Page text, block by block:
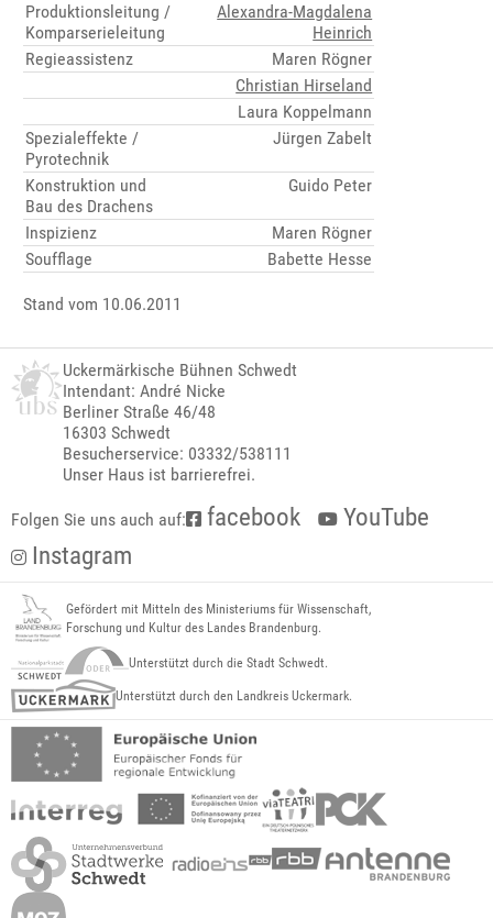
Produktionsleitung /
Komparserieleitung
Alexandra-Magdalena
Heinrich
Regieassistenz
Maren Rögner
Christian Hirseland
Laura Koppelmann
Spezialeffekte /
Pyrotechnik
Jürgen Zabelt
Konstruktion und
Bau des Drachens
Guido Peter
Inspizienz
Maren Rögner
Soufflage
Babette Hesse
Stand vom 10.06.2011
Uckermärkische Bühnen Schwedt
Intendant: André Nicke
Berliner Straße 46/48
16303 Schwedt
Besucherservice: 03332/538111
Unser Haus ist barrierefrei.
Folgen Sie uns auch auf: facebook
YouTube
Instagram
Gefördert mit Mitteln des Ministeriums für Wissenschaft,
Forschung und Kultur des Landes Brandenburg.
Unterstützt durch die Stadt Schwedt.
Unterstützt durch den Landkreis Uckermark.